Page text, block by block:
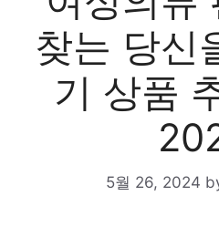
찾는 당신
기 상품
5월 26, 2024